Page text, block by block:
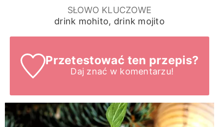
SŁOWO KLUCZOWE
drink mohito, drink mojito
Przetestować ten przepis?
Daj znać w komentarzu!